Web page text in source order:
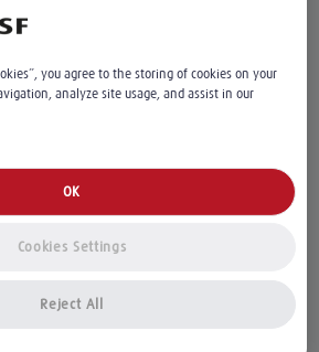
you agree to the storing of cookies on your
analyze site usage, and assist in our
Reject All
OK
Cookies Settings